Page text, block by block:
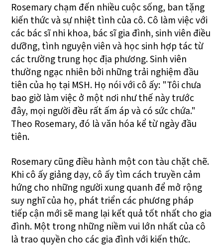
Rosemary chạm đến nhiều cuộc sống, ban tặng
kiến thức và sự nhiệt tình của cô. Cô làm việc với
các bác sĩ nhi khoa, bác sĩ gia đình, sinh viên điều
dưỡng, tình nguyện viên và học sinh hợp tác từ
các trường trung học địa phương. Sinh viên
thường ngạc nhiên bởi những trải nghiệm đầu
tiên của họ tại MSH. Họ nói với cô ấy: "Tôi chưa
bao giờ làm việc ở một nơi như thế này trước
đây, mọi người đều rất ấm áp và có sức chứa."
Theo Rosemary, đó là văn hóa kể từ ngày đầu
tiên.
Rosemary cũng điều hành một con tàu chặt chẽ.
Khi cô ấy giảng dạy, cô ấy tìm cách truyền cảm
hứng cho những người xung quanh để mở rộng
suy nghĩ của họ, phát triển các phương pháp
tiếp cận mới sẽ mang lại kết quả tốt nhất cho gia
đình. Một trong những niềm vui lớn nhất của cô
là trao quyền cho các gia đình với kiến thức.